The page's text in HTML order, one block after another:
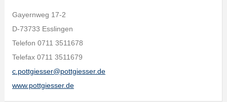
Gayernweg 17-2
D-73733 Esslingen
Telefon 0711 3511678
Telefax 0711 3511679
c.pottgiesser@pottgiesser.de
www.pottgiesser.de